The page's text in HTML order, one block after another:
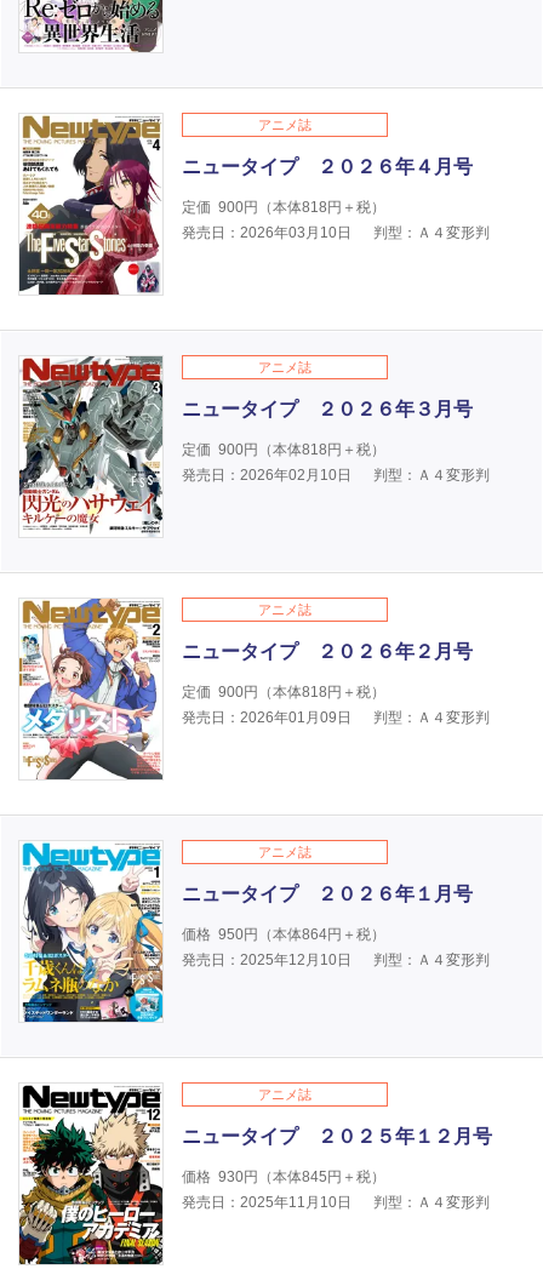
アニメ誌
ニュータイプ ２０２６年４月号
定価 900円（本体818円＋税）
発売日：2026年03月10日
判型：Ａ４変形判
アニメ誌
ニュータイプ ２０２６年３月号
定価 900円（本体818円＋税）
発売日：2026年02月10日
判型：Ａ４変形判
アニメ誌
ニュータイプ ２０２６年２月号
定価 900円（本体818円＋税）
発売日：2026年01月09日
判型：Ａ４変形判
アニメ誌
ニュータイプ ２０２６年１月号
価格 950円（本体864円＋税）
発売日：2025年12月10日
判型：Ａ４変形判
アニメ誌
ニュータイプ ２０２５年１２月号
価格 930円（本体845円＋税）
発売日：2025年11月10日
判型：Ａ４変形判